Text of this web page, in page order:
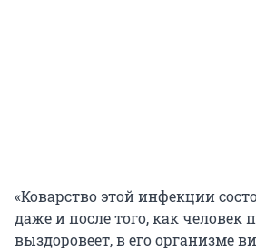
«Коварство этой инфекции
даже и после того, как человек
выздоровеет, в его организме